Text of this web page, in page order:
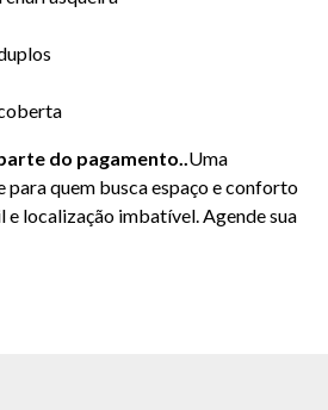
do pagamento..Uma
quem busca espaço e conforto
e localização imbatível. Agende sua